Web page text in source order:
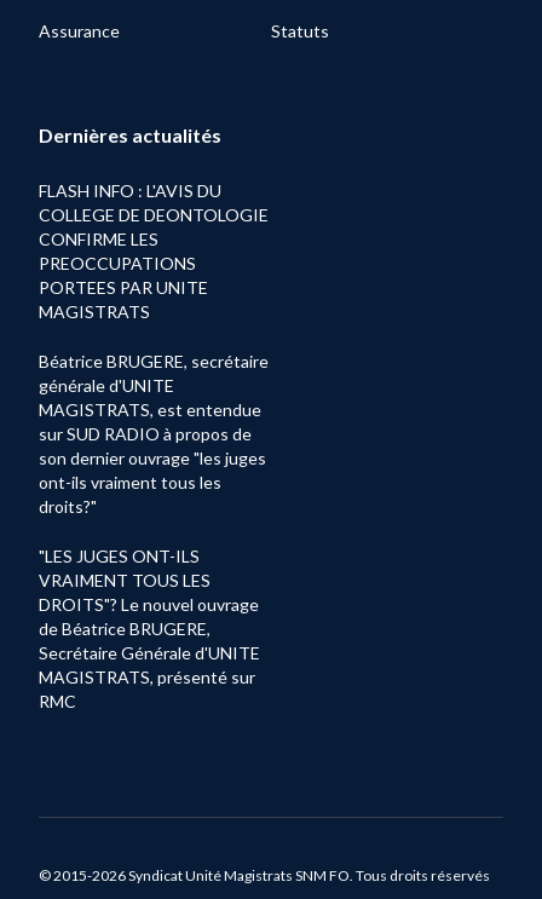
Assurance Statuts
Dernières actualités
FLASH INFO : L'AVIS DU
COLLEGE DE DEONTOLOGIE
CONFIRME LES
PREOCCUPATIONS
PORTEES PAR UNITE
MAGISTRATS
Béatrice BRUGERE, secrétaire
générale d'UNITE
MAGISTRATS, est entendue
sur SUD RADIO à propos de
son dernier ouvrage "les juges
ont-ils vraiment tous les
droits?"
"LES JUGES ONT-ILS
VRAIMENT TOUS LES
DROITS"? Le nouvel ouvrage
de Béatrice BRUGERE,
Secrétaire Générale d'UNITE
MAGISTRATS, présenté sur
RMC
© 2015-2026 Syndicat Unité Magistrats SNM FO. Tous droits réservés